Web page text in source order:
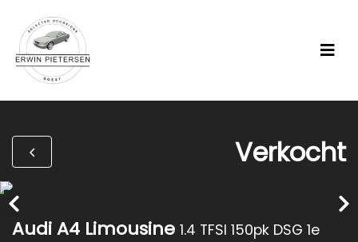
Verkocht
Audi A4 Limousine 1.4 TFSI 150pk DSG 1e